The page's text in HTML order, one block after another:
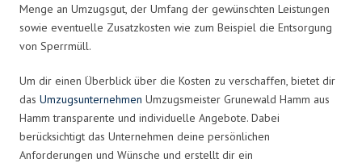
Menge an Umzugsgut, der Umfang der gewünschten Leistungen
sowie eventuelle Zusatzkosten wie zum Beispiel die Entsorgung
von Sperrmüll.
Um dir einen Überblick über die Kosten zu verschaffen, bietet dir
das Umzugsunternehmen Umzugsmeister Grunewald Hamm aus
Hamm transparente und individuelle Angebote. Dabei
berücksichtigt das Unternehmen deine persönlichen
Anforderungen und Wünsche und erstellt dir ein